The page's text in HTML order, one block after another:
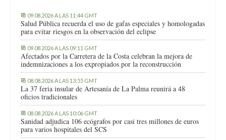
09.08.2026 A LAS 11:44 GMT
Salud Pública recuerda el uso de gafas especiales y homologadas
para evitar riesgos en la observación del eclipse
09.08.2026 A LAS 09:11 GMT
Afectados por la Carretera de la Costa celebran la mejora de
indemnizaciones a los expropiados por la reconstrucción
08.08.2026 A LAS 13:55 GMT
La 37 feria insular de Artesanía de La Palma reunirá a 48
oficios tradicionales
08.08.2026 A LAS 10:06 GMT
Sanidad adjudica 106 ecógrafos por casi tres millones de euros
para varios hospitales del SCS